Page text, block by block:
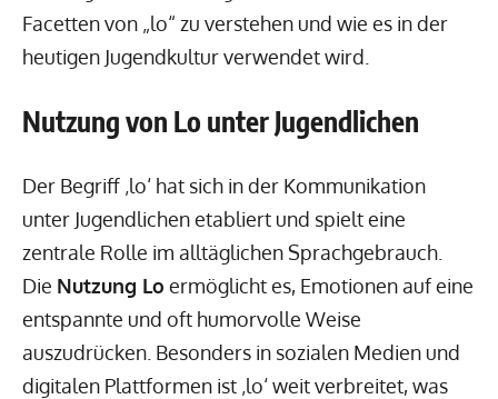
Facetten von „lo“ zu verstehen und wie es in der
heutigen Jugendkultur verwendet wird.
Nutzung von Lo unter Jugendlichen
Der Begriff ‚lo‘ hat sich in der Kommunikation
unter Jugendlichen etabliert und spielt eine
zentrale Rolle im alltäglichen Sprachgebrauch.
Die Nutzung Lo ermöglicht es, Emotionen auf eine
entspannte und oft humorvolle Weise
auszudrücken. Besonders in sozialen Medien und
digitalen Plattformen ist ‚lo‘ weit verbreitet, was